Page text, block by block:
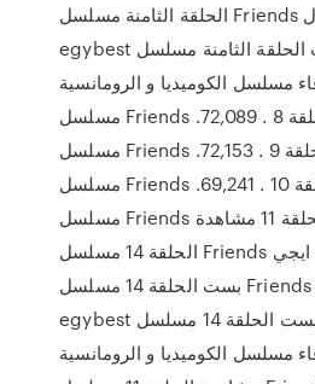
الحلقة الثامنة مسلسل Friends الموسم الاول.
egybest ايجي بست الحلقة الثامنة مسلسل Friends
مسلسل الكوميديا و الرومانسية
مسلسل Friends الموسم الاول – الحلقة 8 . 72,089.
مسلسل Friends الموسم الاول – الحلقة 9 . 72,153.
مسلسل Friends الموسم الاول – الحلقة 10 . 69,241.
مسلسل Friends الموسم الاول – الحلقة 11 مشاهدة
الحلقة 14 مسلسل Friends الموسم الاول مترجمة ايجي
بست الحلقة 14 مسلسل Friends الموسم الاول.
egybest ايجي بست الحلقة 14 مسلسل Friends
مسلسل الكوميديا و الرومانسية